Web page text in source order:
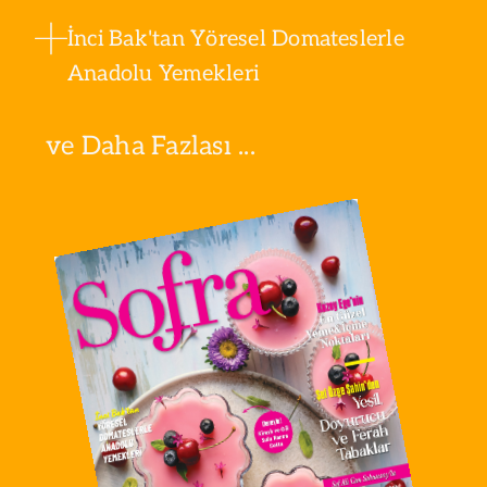
İnci Bak'tan Yöresel Domateslerle
Anadolu Yemekleri
ve Daha Fazlası ...